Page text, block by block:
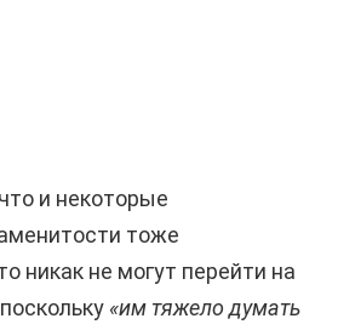
и некоторые
тоже
никак не могут перейти на
«им тяжело думать